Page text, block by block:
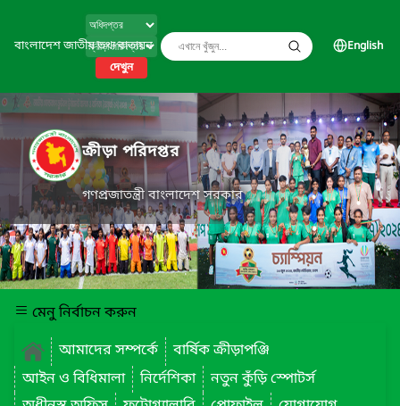
বাংলাদেশ জাতীয় তথ্য বাতায়ন
দেখুন
English
ক্রীড়া পরিদপ্তর
গণপ্রজাতন্ত্রী বাংলাদেশ সরকার
মেনু নির্বাচন করুন
আমাদের সম্পর্কে
বার্ষিক ক্রীড়াপঞ্জি
আইন ও বিধিমালা
নির্দেশিকা
নতুন কুঁড়ি স্পোটর্স